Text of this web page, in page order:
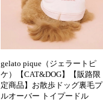
gelato pique（ジェラートピ
ケ）【CAT&DOG】【販路限
定商品】お散歩ドッグ裏毛プ
ルオーバー トイプードル